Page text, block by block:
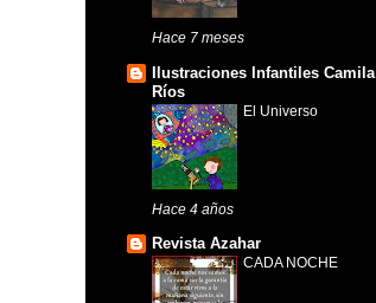
Hace 7 meses
Ilustraciones Infantiles Camila
Ríos
El Universo
Hace 4 años
Revista Azahar
CADA NOCHE